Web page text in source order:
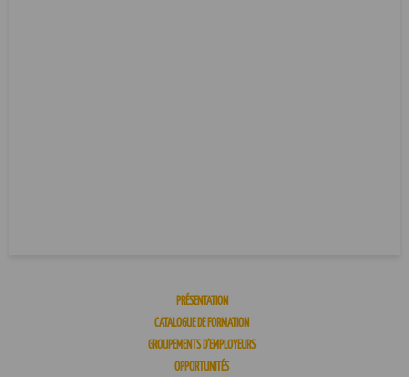
PRÉSENTATION
CATALOGUE DE FORMATION
GROUPEMENTS D’EMPLOYEURS
OPPORTUNITÉS